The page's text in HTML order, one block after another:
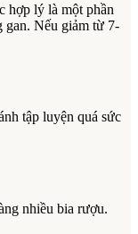
hợp lý là một phần
Nếu giảm từ 7-
tập luyện quá sức
nhiều bia rượu.